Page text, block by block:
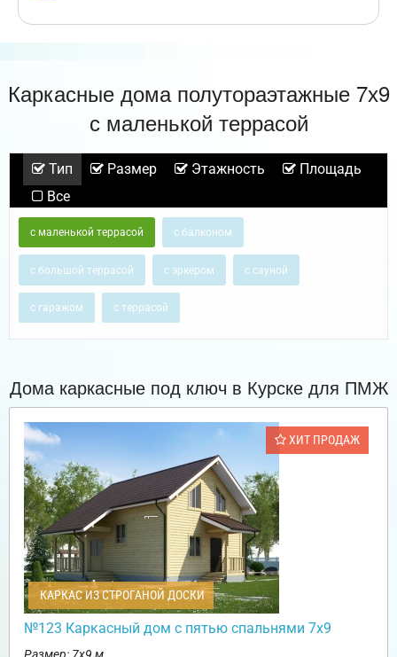
Каркасные дома полутораэтажные 7х9
с маленькой террасой
Тип Размер Этажность
Площадь
Все
с маленькой террасой с балконом
с большой террасой с эркером с сауной
с гаражом с террасой
Дома каркасные под ключ в Курске для ПМЖ
ХИТ ПРОДАЖ
КАРКАС ИЗ СТРОГАНОЙ ДОСКИ
№123 Каркасный дом с пятью спальнями 7х9